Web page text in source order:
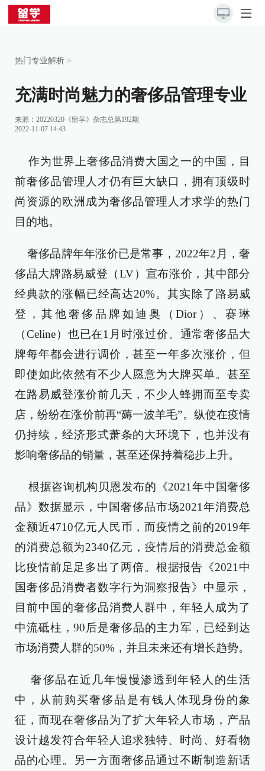
热门专业解析 >
充满时尚魅力的奢侈品管理专业
来源：20220320《留学》杂志总第192期
2022-11-07 14:43
作为世界上奢侈品消费大国之一的中国，目
前奢侈品管理人才仍有巨大缺口，拥有顶级时
尚资源的欧洲成为奢侈品管理人才求学的热门
目的地。
奢侈品牌年年涨价已是常事，2022年2月，奢
侈品大牌路易威登（LV）宣布涨价，其中部分
经典款的涨幅已经高达20%。其实除了路易威
登，其他奢侈品牌如迪奥（Dior）、赛琳
（Celine）也已在1月时涨过价。通常奢侈品大
牌每年都会进行调价，甚至一年多次涨价，但
即使如此依然有不少人愿意为大牌买单。甚至
在路易威登涨价前几天，不少人蜂拥而至专卖
店，纷纷在涨价前再“薅一波羊毛”。纵使在疫情
仍持续，经济形式萧条的大环境下，也并没有
影响奢侈品的销量，甚至还保持着稳步上升。
根据咨询机构贝恩发布的《2021年中国奢侈
品》数据显示，中国奢侈品市场2021年消费总
金额近4710亿元人民币，而疫情之前的2019年
的消费总额为2340亿元，疫情后的消费总金额
比疫情前足足多出了两倍。根据报告《2021中
国奢侈品消费者数字行为洞察报告》中显示，
目前中国的奢侈品消费人群中，年轻人成为了
中流砥柱，90后是奢侈品的主力军，已经到达
市场消费人群的50%，并且未来还有增长趋势。
奢侈品在近几年慢慢渗透到年轻人的生活
中，从前购买奢侈品是有钱人体现身份的象
征，而现在奢侈品为了扩大年轻人市场，产品
设计越发符合年轻人追求独特、时尚、好看物
品的心理。另一方面奢侈品通过不断制造新话